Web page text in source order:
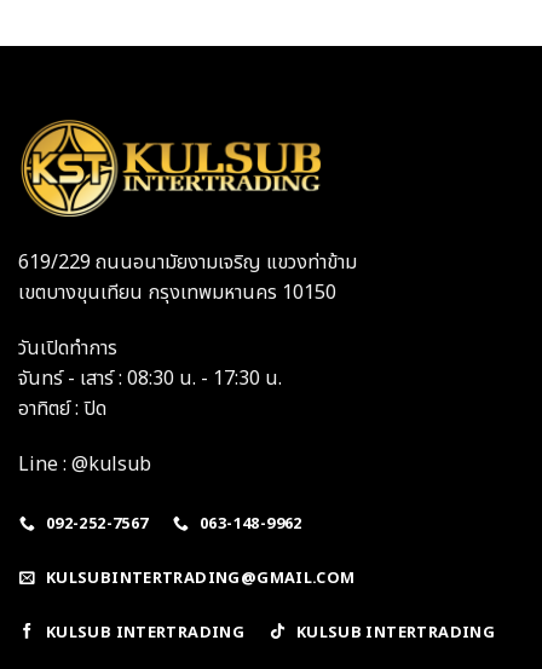
619/229 ถนนอนามัยงามเจริญ แขวงท่าข้าม
เขตบางขุนเทียน กรุงเทพมหานคร 10150
วันเปิดทำการ
จันทร์ - เสาร์ : 08:30 น. - 17:30 น.
อาทิตย์ : ปิด
Line : @kulsub
092-252-7567 063-148-9962
KULSUBINTERTRADING@GMAIL.COM
KULSUB INTERTRADING KULSUB INTERTRADING